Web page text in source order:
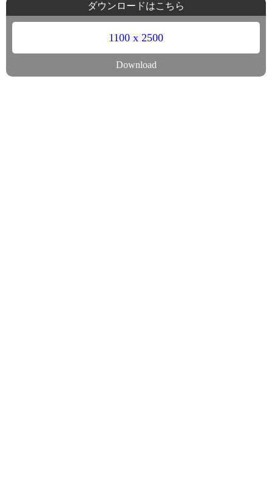
ダウンロードはこちら
1100 x 2500
Download